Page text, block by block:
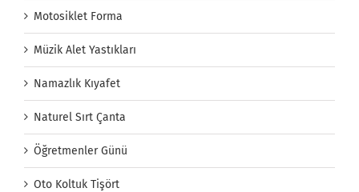
Motosiklet Forma
Müzik Alet Yastıkları
Namazlık Kıyafet
Naturel Sırt Çanta
Öğretmenler Günü
Oto Koltuk Tişört